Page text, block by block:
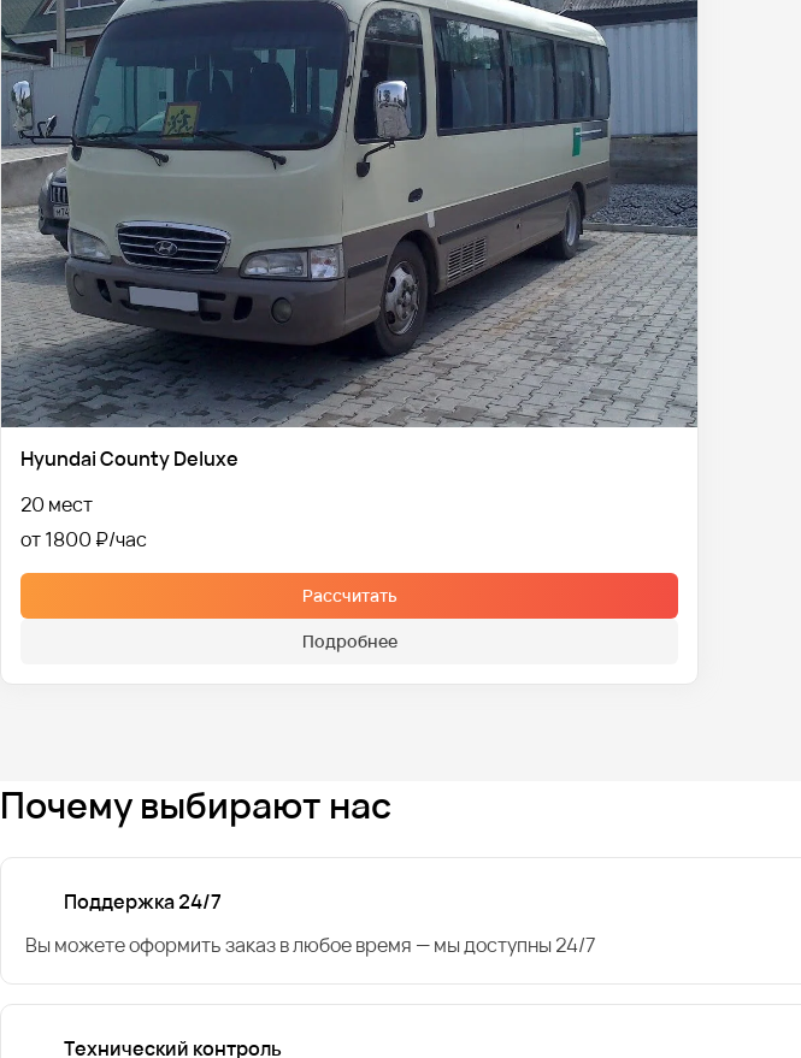
Hyundai County Deluxe
20 мест
от 1800 ₽
Рассчитать
Подробнее
Почему выбирают нас
Поддержка 24/7
Вы можете оформить заказ в любое время — мы доступны 24/7
Технический контроль